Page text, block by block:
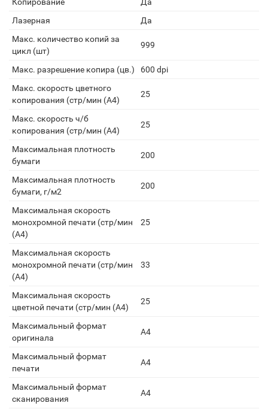
Лазерная
Да
Макс. количество копий за
цикл (шт)
999
Макс. разрешение копира (цв.)
600 dpi
Макс. скорость цветного
копирования (стр/мин (A4)
25
Макс. скорость ч/б
копирования (стр/мин (A4)
25
Максимальная плотность
бумаги
200
Максимальная плотность
бумаги, г/м2
200
Максимальная скорость
монохромной печати (стр/мин
(A4)
25
Максимальная скорость
монохромной печати (стр/мин
(А4)
33
Максимальная скорость
цветной печати (стр/мин (A4)
25
Максимальный формат
оригинала
А4
Максимальный формат
печати
A4
Максимальный формат
сканирования
A4